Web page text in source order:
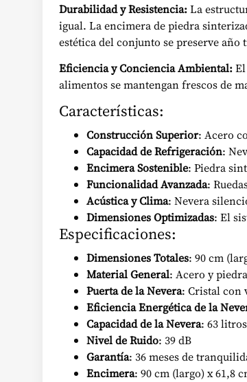
Durabilidad y Resistencia:La
igual. La encimera de piedra
estética del conjunto se preserve año
Eficiencia y Conciencia Ambiental:
alimentos se mantengan frescos de
Características:
Construcción Superior: Acero
Capacidad de Refrigeración:
Encimera Sostenible: Piedra
Funcionalidad Avanzada:
Acústica y Clima: Nevera
Dimensiones Optimizadas: El
Especificaciones:
Dimensiones Totales: 90 cm
Material General: Acero y
Puerta de la Nevera: Cristal con
Eficiencia Energética de la
Capacidad de la Nevera: 63 litros
Nivel de Ruido: 39 dB
Garantía: 36 meses de
Encimera: 90 cm (largo) x 61,8